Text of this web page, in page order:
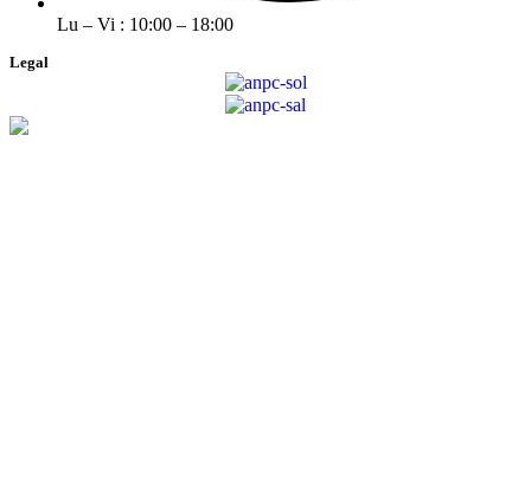
Lu – Vi : 10:00 – 18:00
Legal